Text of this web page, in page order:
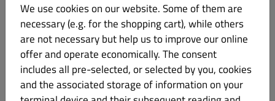
Nuggets
Pide
Burger
We use cookies on our website. Some of them are
necessary (e.g. for the shopping cart), while others
are not necessary but help us to improve our online
offer and operate economically. The consent
includes all pre-selected, or selected by you, cookies
and the associated storage of information on your